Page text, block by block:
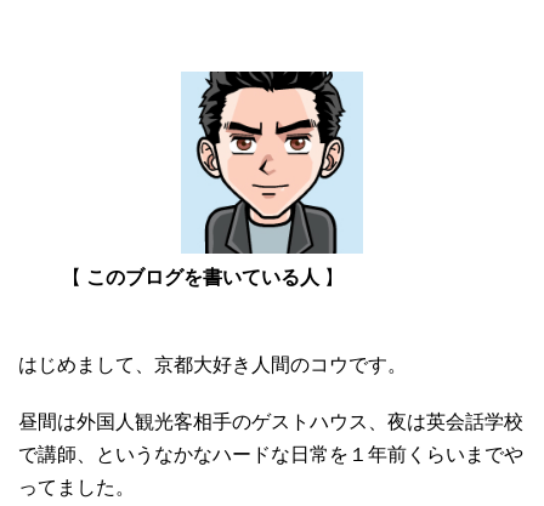
【 このブログを書いている人 】
はじめまして、京都大好き人間のコウです。
昼間は外国人観光客相手のゲストハウス、夜は英会話学校
で講師、というなかなハードな日常を１年前くらいまでや
ってました。